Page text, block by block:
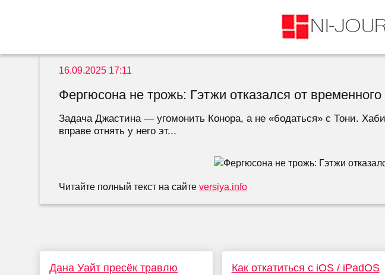
16.09.2025 17:11
Фергюсона не трожь: Гэтжи отказался от
Задача Джастина — угомонить Конора, а не «бодаться» с Тони.
вправе отнять у него эт...
Читайте полный текст на сайтеversiya.info
Дана Уайт пресёк травлю
Как откатиться с iOS / iPadOS